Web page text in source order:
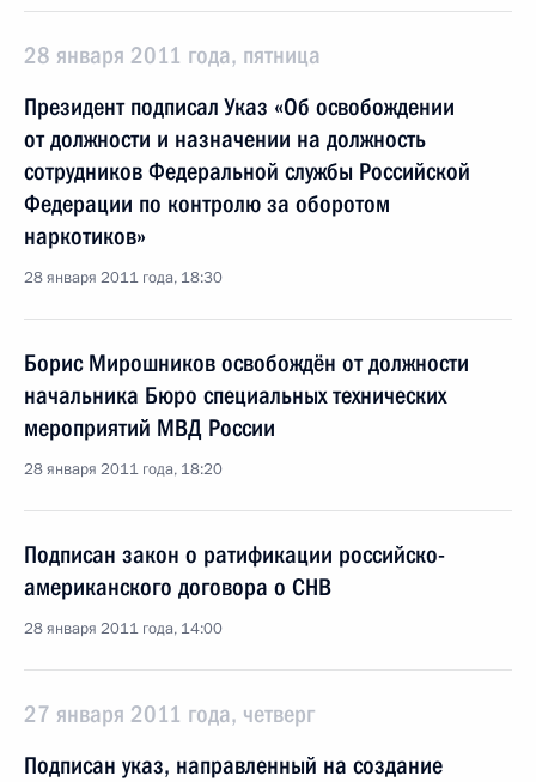
28 января 2011 года, пятница
Президент подписал Указ «Об освобождении
от должности и назначении на должность
сотрудников Федеральной службы Российской
Федерации по контролю за оборотом
наркотиков»
28 января 2011 года, 18:30
Борис Мирошников освобождён от должности
начальника Бюро специальных технических
мероприятий МВД России
28 января 2011 года, 18:20
Подписан закон о ратификации российско-
американского договора о СНВ
28 января 2011 года, 14:00
27 января 2011 года, четверг
Подписан указ, направленный на создание